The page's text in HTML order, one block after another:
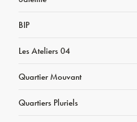
BIP
Les Ateliers 04
Quartier Mouvant
Quartiers Pluriels